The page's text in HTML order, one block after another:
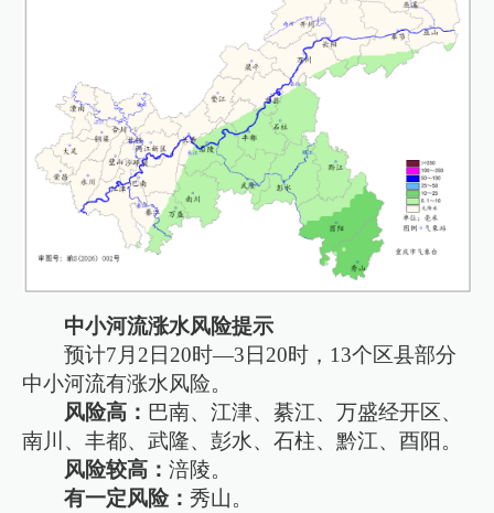
中小河流涨水风险提示
预计7月2日20时—3日20时，13个区县部分
中小河流有涨水风险。
风险高： 巴南、江津、綦江、万盛经开区、
南川、丰都、武隆、彭水、石柱、黔江、酉阳。
风险较高：涪陵。
有一定风险：秀山。